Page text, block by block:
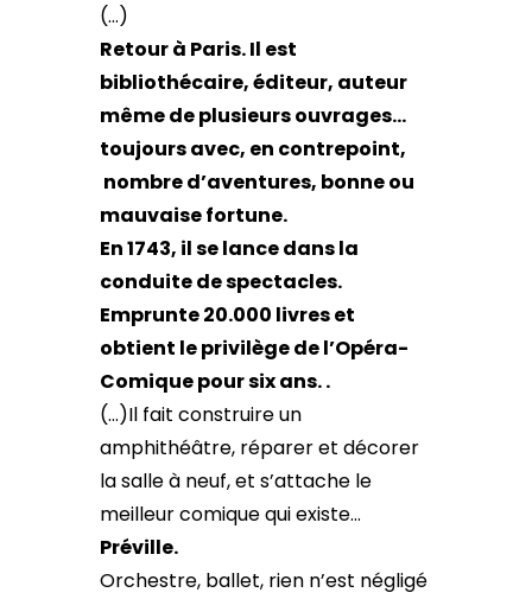
(…)
Retour à Paris. Il est
bibliothécaire, éditeur, auteur
même de plusieurs ouvrages…
toujours avec, en contrepoint,
nombre d’aventures, bonne ou
mauvaise fortune.
En 1743, il se lance dans la
conduite de spectacles.
Emprunte 20.000 livres et
obtient le privilège de l’Opéra-
Comique pour six ans. .
(…)Il fait construire un
amphithéâtre, réparer et décorer
la salle à neuf, et s’attache le
meilleur comique qui existe…
Préville.
Orchestre, ballet, rien n’est négligé